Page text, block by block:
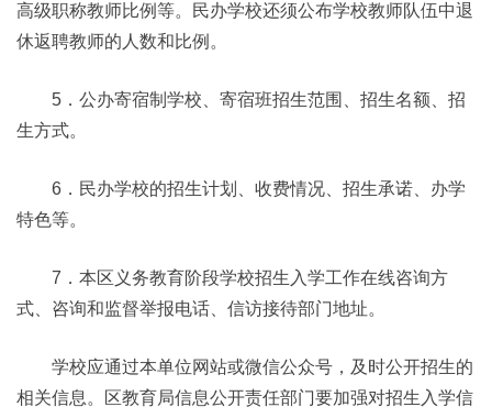
高级职称教师比例等。民办学校还须公布学校教师队伍中退
休返聘教师的人数和比例。
5．公办寄宿制学校、寄宿班招生范围、招生名额、招
生方式。
6．民办学校的招生计划、收费情况、招生承诺、办学
特色等。
7．本区义务教育阶段学校招生入学工作在线咨询方
式、咨询和监督举报电话、信访接待部门地址。
学校应通过本单位网站或微信公众号，及时公开招生的
相关信息。区教育局信息公开责任部门要加强对招生入学信